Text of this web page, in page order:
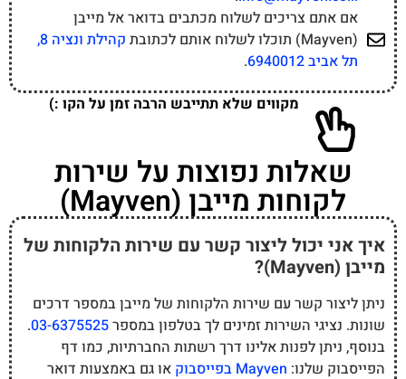
אם אתם צריכים לשלוח מכתבים בדואר אל מייבן
(Mayven) תוכלו לשלוח אותם לכתובת
קהילת ונציה 8,
תל אביב 6940012
.
מקווים שלא תתייבש הרבה זמן על הקו :)
שאלות נפוצות על שירות
לקוחות מייבן (Mayven)
איך אני יכול ליצור קשר עם שירות הלקוחות של
מייבן (Mayven)?
ניתן ליצור קשר עם שירות הלקוחות של מייבן במספר דרכים
שונות. נציגי השירות זמינים לך בטלפון במספר03-6375525
.
בנוסף, ניתן לפנות אלינו דרך רשתות החברתיות, כמו דף
הפייסבוק שלנו: Mayven בפייסבוק או גם באמצעות דואר